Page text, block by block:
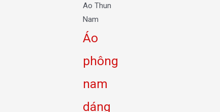
Ao Thun
Nam
Áo
phông
nam
dáng
nhiều
biến
thể.
tùy
có
thể